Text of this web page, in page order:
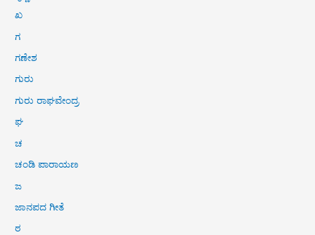
ಖ
ಗ
ಗಣೇಶ
ಗುರು
ಗುರು ರಾಘವೇಂದ್ರ
ಘ
ಚ
ಚಂಡಿ ಪಾರಾಯಣ
ಜ
ಜಾನಪದ ಗೀತೆ
ಠ